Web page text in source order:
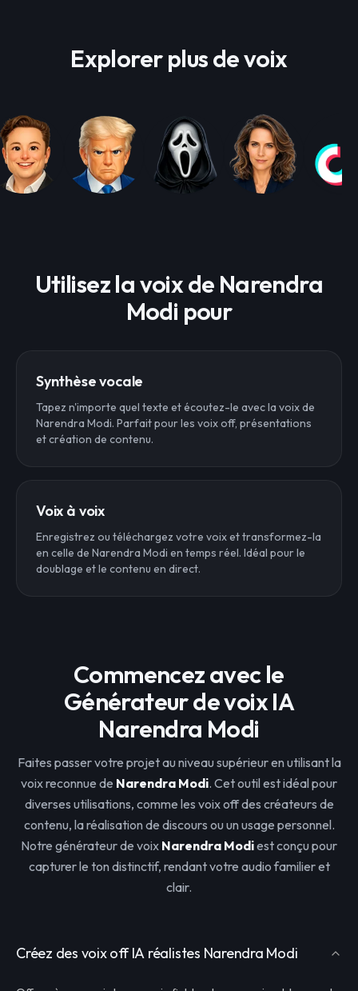
Explorer plus de voix
Utilisez la voix de Narendra
Modi pour
Synthèse vocale
Tapez n'importe quel texte et écoutez-le avec la voix de
Narendra Modi. Parfait pour les voix off, présentations
et création de contenu.
Voix à voix
Enregistrez ou téléchargez votre voix et transformez-la
en celle de Narendra Modi en temps réel. Idéal pour le
doublage et le contenu en direct.
Commencez avec le
Générateur de voix IA
Narendra Modi
Faites passer votre projet au niveau supérieur en utilisant la
voix reconnue de Narendra Modi. Cet outil est idéal pour
diverses utilisations, comme les voix off des créateurs de
contenu, la réalisation de discours ou un usage personnel.
Notre générateur de voix Narendra Modiest conçu pour
capturer le ton distinctif, rendant votre audio familier et
clair.
Créez des voix off IA réalistes Narendra Modi